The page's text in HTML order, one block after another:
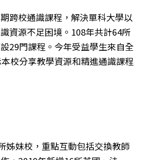
跨校通識課程，解決單科大學以
資源不足困境。108年共計64所
29門課程。今年受益學生來自全
校分享教學資源和精進通識課程
姊妹校，重點互動包括交換教師